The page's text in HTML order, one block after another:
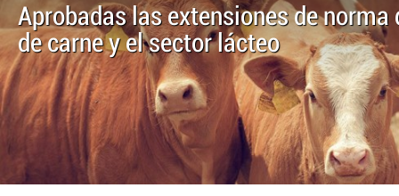
Aprobadas las extensiones de norma
de carne y el sector lácteo